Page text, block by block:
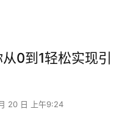
0到1轻松实现引
20 日 上午9:24